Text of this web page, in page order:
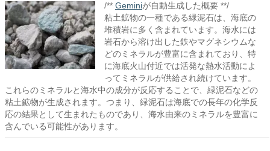
/** Geminiが自動生成した概要 **/
粘土鉱物の一種である緑泥石は、海底の
堆積岩に多く含まれています。海水には
岩石から溶け出した鉄やマグネシウムな
どのミネラルが豊富に含まれており、特
に海底火山付近では活発な熱水活動によ
ってミネラルが供給され続けています。
これらのミネラルと海水中の成分が反応することで、緑泥石などの
粘土鉱物が生成されます。つまり、緑泥石は海底での長年の化学反
応の結果として生まれたものであり、海水由来のミネラルを豊富に
含んでいる可能性があります。